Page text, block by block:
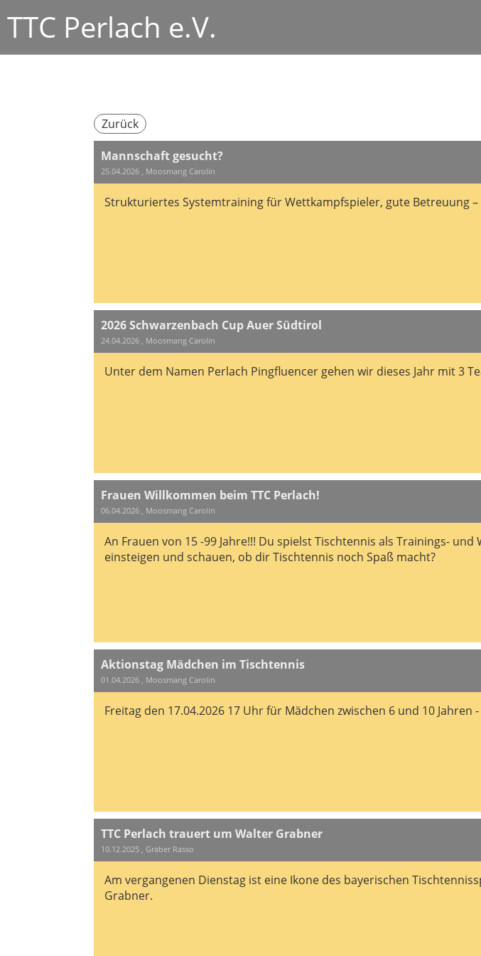
TTC Perlach e.V.
Zurück
Mannschaft gesucht?
25.04.2026 , Moosmang Carolin
Strukturiertes Systemtraining für Wettkampfspieler, gute Betreuung
2026 Schwarzenbach Cup Auer Südtirol
24.04.2026 , Moosmang Carolin
Unter dem Namen Perlach Pingfluencer gehen wir dieses Jahr mit 3
Frauen Willkommen beim TTC Perlach!
06.04.2026 , Moosmang Carolin
An Frauen von 15 -99 Jahre!!! Du spielst Tischtennis als Trainings-
einsteigen und schauen, ob dir Tischtennis noch Spaß macht?
Aktionstag Mädchen im Tischtennis
01.04.2026 , Moosmang Carolin
Freitag den 17.04.2026 17 Uhr für Mädchen zwischen 6 und 10 Jahren
TTC Perlach trauert um Walter Grabner
10.12.2025 , Graber Rasso
Am vergangenen Dienstag ist eine Ikone des bayerischen
Grabner.